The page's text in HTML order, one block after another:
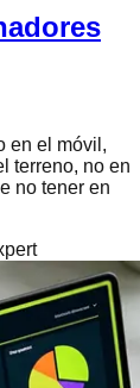
en el móvil,
terreno, no en
no tener en